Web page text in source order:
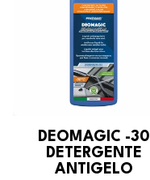
DEOMAGIC -30
DETERGENTE
ANTIGELO